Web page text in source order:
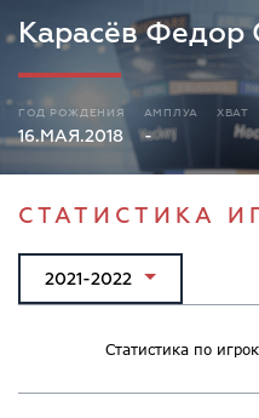
Карасёв Федор
ГОД РОЖДЕНИЯ
16.МАЯ.2018
АМПЛУА
-
ХВАТ
СТАТИСТИКА
2021-2022
Статистика по